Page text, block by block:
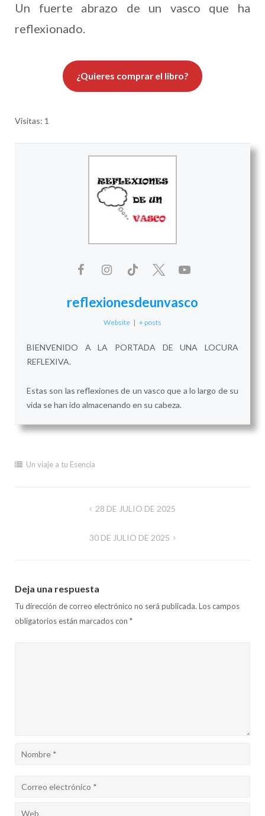
Un fuerte abrazo de un vasco que ha
reflexionado.
¿Quieres comprar el libro?
Visitas: 1
reflexionesdeunvasco
Website | + posts
BIENVENIDO A LA PORTADA DE UNA LOCURA
REFLEXIVA.
Estas son las reflexiones de un vasco que a lo largo de su
vida se han ido almacenando en su cabeza.
Un viaje a tu Esencia
28 DE JULIO DE 2025
30 DE JULIO DE 2025
Deja una respuesta
Tu dirección de correo electrónico no será publicada. Los campos
obligatorios están marcados con *